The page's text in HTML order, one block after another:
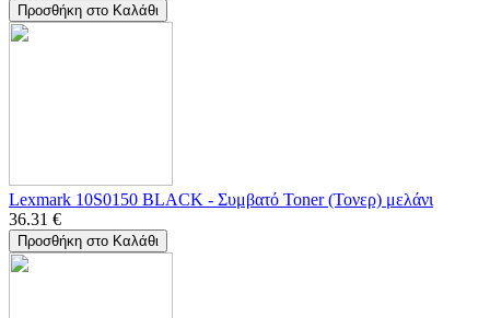
Προσθήκη στο Καλάθι
Lexmark 10S0150 BLACK - Συμβατό Toner (Τονερ) μελάνι
36.31 €
Προσθήκη στο Καλάθι